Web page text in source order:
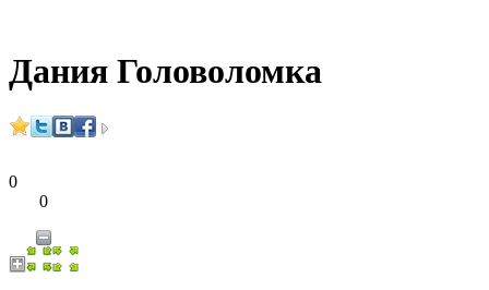
Дания Головоломка
0
0